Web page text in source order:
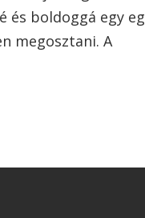
és boldoggá egy
megosztani. A